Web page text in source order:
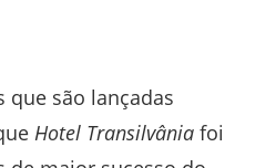
que são lançadas
Hotel Transilvânia foi